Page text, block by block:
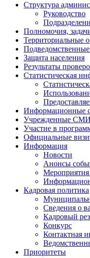
Структура
Руководство
Полномочия,
Территориальные
Защита населения
Результаты
Статистическая
Информационные
Учрежденные СМИ
Участие в
Официальные
Информация
Новости
Анонсы
Кадровая политика
Сведения о
Кадровый
Конкурс
Контактная
Приоритеты